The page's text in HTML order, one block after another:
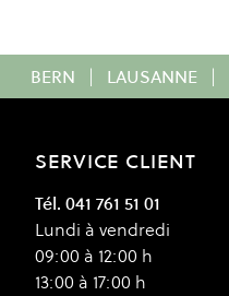
BERN | LAUSANNE |
SERVICE CLIENT
Tél. 041 761 51 01
Lundi à vendredi
09:00 à 12:00 h
13:00 à 17:00 h